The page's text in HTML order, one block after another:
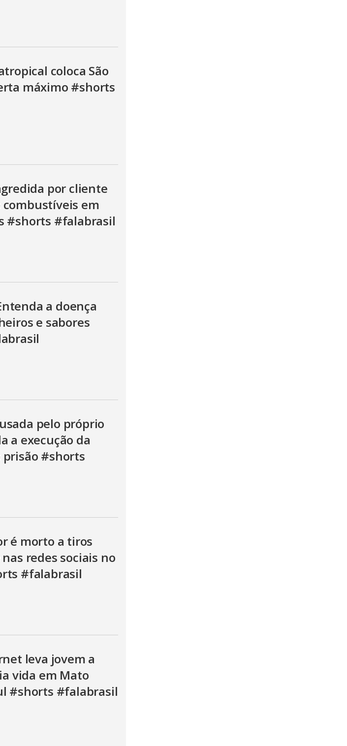
coloca São
máximo #shorts
por cliente
combustíveis em
#shorts #falabrasil
a doença
e sabores
pelo próprio
a execução da
prisão #shorts
é morto a tiros
redes sociais no
#falabrasil
leva jovem a
vida em Mato
#shorts #falabrasil